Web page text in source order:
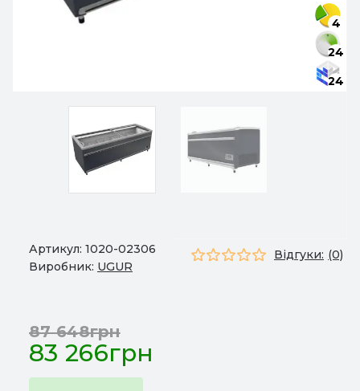
4
24
24
Артикул: 1020-02306
Виробник: UGUR
Відгуки: (0)
83 266грн
87 648грн